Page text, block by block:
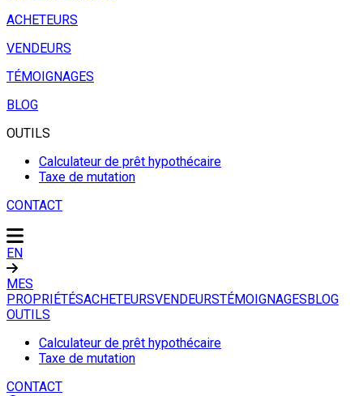
ACHETEURS
VENDEURS
TÉMOIGNAGES
BLOG
OUTILS
Calculateur de prêt hypothécaire
Taxe de mutation
CONTACT
EN
MES
PROPRIÉTÉSACHETEURSVENDEURSTÉMOIGNAGESBLOG
OUTILS
Calculateur de prêt hypothécaire
Taxe de mutation
CONTACT